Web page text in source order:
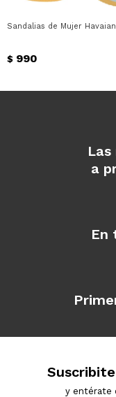
Sandalias de Mujer
$ 990
a
En
y entérate